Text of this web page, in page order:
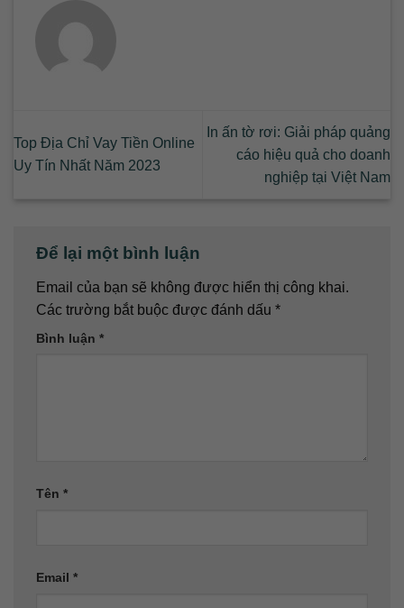
Top Địa Chỉ Vay Tiền Online
Uy Tín Nhất Năm 2023
In ấn tờ rơi: Giải pháp quảng
cáo hiệu quả cho doanh
nghiệp tại Việt Nam
Để lại một bình luận
Email của bạn sẽ không được hiển thị công khai.
Các trường bắt buộc được đánh dấu *
Bình luận *
Tên *
Email *